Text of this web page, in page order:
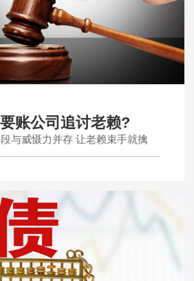
账公司追讨老赖?
与威慑力并存 让老赖束手就擒